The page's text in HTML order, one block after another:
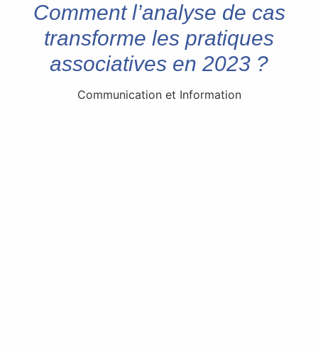
Comment l’analyse de cas
transforme les pratiques
associatives en 2023 ?
Communication et Information